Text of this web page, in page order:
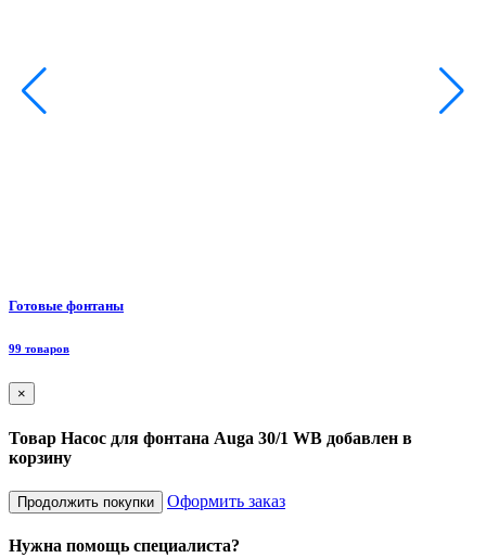
Готовые фонтаны
99 товаров
×
Товар Насос для фонтана Аuga 30/1 WB добавлен в
корзину
Продолжить покупки Оформить заказ
Нужна помощь специалиста?